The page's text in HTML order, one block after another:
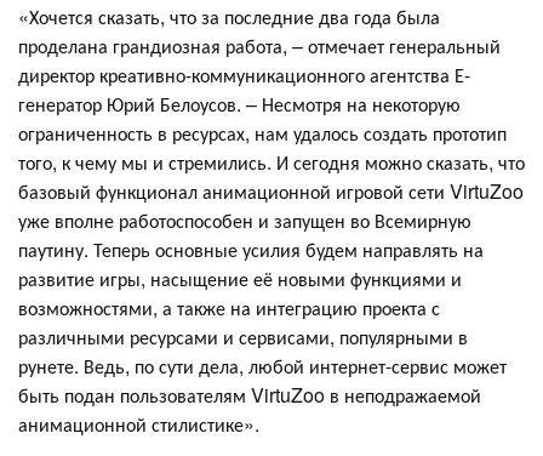
«Хочется сказать, что за последние два года была
проделана грандиозная работа, – отмечает генеральный
директор креативно-коммуникационного агентства Е-
генератор Юрий Белоусов. – Несмотря на некоторую
ограниченность в ресурсах, нам удалось создать прототип
того, к чему мы и стремились. И сегодня можно сказать, что
базовый функционал анимационной игровой сети VirtuZoo
уже вполне работоспособен и запущен во Всемирную
паутину. Теперь основные усилия будем направлять на
развитие игры, насыщение её новыми функциями и
возможностями, а также на интеграцию проекта с
различными ресурсами и сервисами, популярными в
рунете. Ведь, по сути дела, любой интернет-сервис может
быть подан пользователям VirtuZoo в неподражаемой
анимационной стилистике».